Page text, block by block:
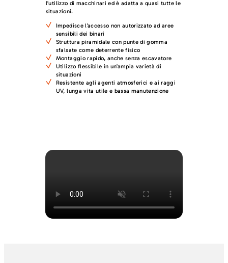
l’utilizzo di macchinari ed è adatta a quasi tutte le
situazioni.
Impedisce l’accesso non autorizzato ad aree
sensibili dei binari
Struttura piramidale con punte di gomma
sfalsate come deterrente fisico
Montaggio rapido, anche senza escavatore
Utilizzo flessibile in un’ampia varietà di
situazioni
Resistente agli agenti atmosferici e ai raggi
UV, lunga vita utile e bassa manutenzione